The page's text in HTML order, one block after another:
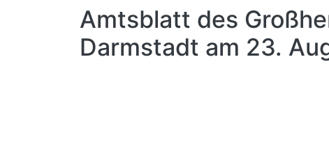
Amtsblatt des
Darmstadt am 23.